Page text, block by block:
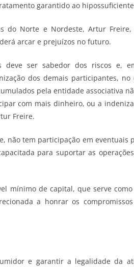
garantido ao
do Norte e Nordeste, Artur
arcar e prejuízos no futuro.
deve ser sabedor dos riscos e,
dos demais participantes,
pela entidade associativa
com mais dinheiro, ou a
Freire.
não tem participação em eventuais
para suportar as
mínimo de capital, que serve
a honrar os
e garantir a legalidade da